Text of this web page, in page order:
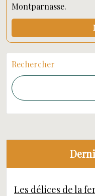
Montparnasse.
Rechercher
Les délices de la